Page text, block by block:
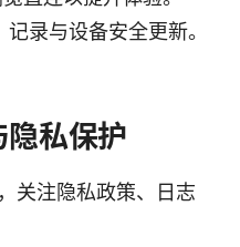
录与设备安全更新。
隐私保护
关注隐私政策、日志